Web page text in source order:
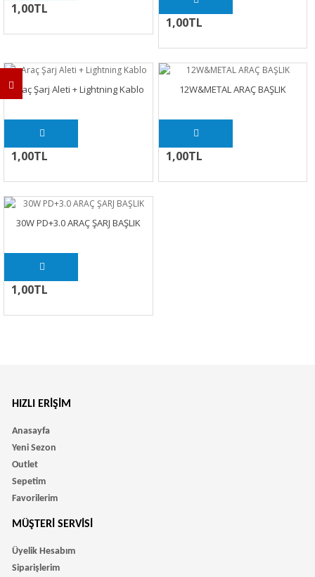
1,00TL
1,00TL
Araç Şarj Aleti + Lightning Kablo
1,00TL
12W&METAL ARAÇ BAŞLIK
1,00TL
30W PD+3.0 ARAÇ ŞARJ BAŞLIK
1,00TL
HIZLI ERIŞIM
Anasayfa
Yeni Sezon
Outlet
Sepetim
Favorilerim
MÜŞTERI SERVISI
Üyelik Hesabım
Siparişlerim